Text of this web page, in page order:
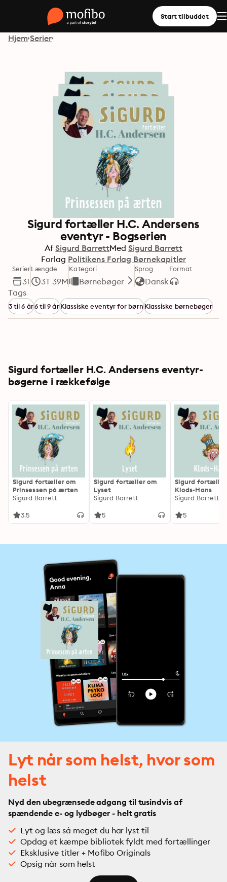
Start tilbuddet
Hjem Serier
Sigurd fortæller H.C. Andersens
eventyr - Bogserien
Af Sigurd BarrettMed Sigurd Barrett
Forlag Politikens Forlag Børnekapitler
Serier
31
Længde
3T 39M
Kategori
Børnebøger
Sprog
Dansk
Format
Tags
3 til 6 år6 til 9 årKlassiske eventyr for børnKlassiske børnebøger
Sigurd fortæller H.C. Andersens eventyr-
bøgerne i rækkefølge
Sigurd fortæller om
Prinsessen på ærten
Sigurd Barrett
3.5
Sigurd fortæller om
Lyset
Sigurd Barrett
5
Sigurd fortæller
Klods-Hans
Sigurd Barrett
5
Lyt når som helst, hvor som
helst
Nyd den ubegrænsede adgang til tusindvis af
spændende e- og lydbøger - helt gratis
Lyt og læs så meget du har lyst til
Opdag et kæmpe bibliotek fyldt med fortællinger
Eksklusive titler + Mofibo Originals
Opsig når som helst